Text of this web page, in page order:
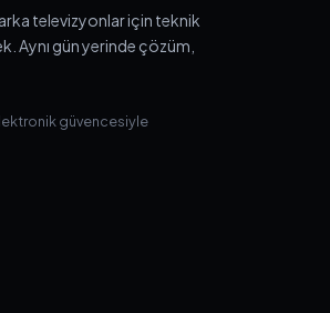
televizyonlar için teknik
Aynı gün yerinde çözüm,
güvencesiyle